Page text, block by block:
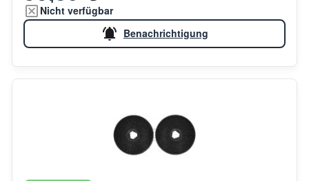
Nicht verfügbar
Benachrichtigung